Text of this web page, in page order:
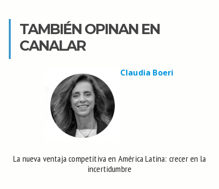
TAMBIÉN OPINAN EN
CANALAR
Claudia Boeri
La nueva ventaja competitiva en América Latina: crecer en la
incertidumbre